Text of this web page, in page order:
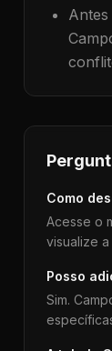
Como
Acesse o
visualize
Posso
Sim.